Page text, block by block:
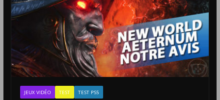
JEUX VIDÉO TEST TEST PS5